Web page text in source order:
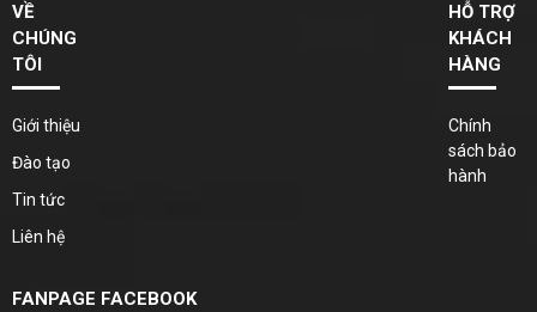
VỀ
CHÚNG
TÔI
Giới thiệu
Đào tạo
Tin tức
Liên hệ
HỖ TRỢ
KHÁCH
HÀNG
Chính
sách bảo
hành
FANPAGE FACEBOOK